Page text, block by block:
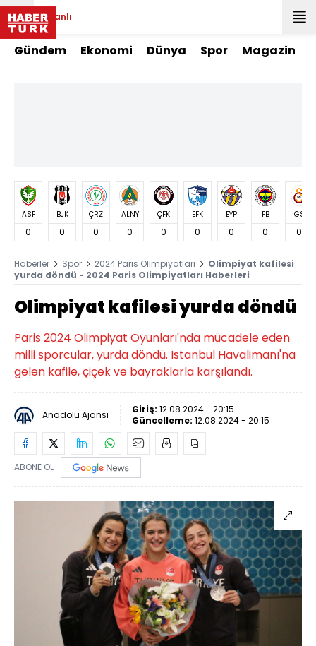
Canlı
Gündem Ekonomi Dünya Spor Magazin
ASF
0
BJK
0
ÇRZ
0
ALNY
0
ÇFK
0
EFK
0
EYP
0
FB
0
GS
0
Haberler Spor 2024 Paris Olimpiyatları
Olimpiyat kafilesi
yurda döndü - 2024 Paris Olimpiyatları Haberleri
Olimpiyat kafilesi yurda döndü
Paris 2024 Olimpiyat Oyunları'nda mücadele eden
milli sporcular, yurda döndü. İstanbul Havalimanı'na
gelen kafile, çiçek ve bayraklarla karşılandı.
Anadolu Ajansı Giriş: 12.08.2024 - 20:15
Güncelleme: 12.08.2024 - 20:15
ABONE OL